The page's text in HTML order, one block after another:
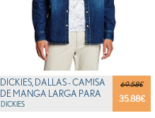
69.58€
35.88€
DICKIES, DALLAS - CAMISA
DE MANGA LARGA PARA
HOMBRE, COLOR S...
DICKIES